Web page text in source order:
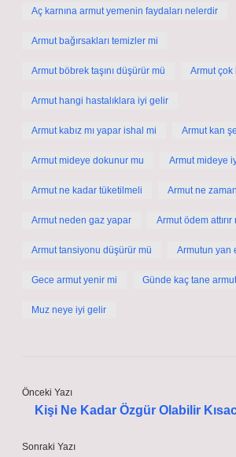
Aç karnına armut yemenin faydaları nelerdir
Armut bağırsakları temizler mi
Armut böbrek taşını düşürür mü Armut çok
Armut hangi hastalıklara iyi gelir
Armut kabız mı yapar ishal mi Armut kan
Armut mideye dokunur mu Armut mideye
Armut ne kadar tüketilmeli Armut ne
Armut neden gaz yapar Armut ödem attırır
Armut tansiyonu düşürür mü Armutun yan
Gece armut yenir mi Günde kaç tane
Muz neye iyi gelir
Önceki Yazı
Kişi Ne Kadar Özgür Olabilir
Sonraki Yazı